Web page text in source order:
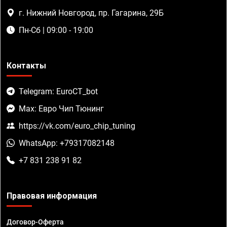
г. Нижний Новгород, пр. Гагарина, 29Б
Пн-Сб | 09:00 - 19:00
Контакты
Telegram: EuroCT_bot
Max: Евро Чип Тюнинг
https://vk.com/euro_chip_tuning
WhatsApp: +79317082148
+7 831 238 91 82
Правовая информация
Договор-Оферта